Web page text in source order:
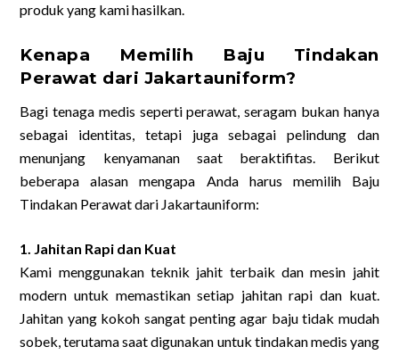
produk yang kami hasilkan.
Kenapa Memilih Baju Tindakan
Perawat dari Jakartauniform?
Bagi tenaga medis seperti perawat, seragam bukan hanya
sebagai identitas, tetapi juga sebagai pelindung dan
menunjang kenyamanan saat beraktifitas. Berikut
beberapa alasan mengapa Anda harus memilih Baju
Tindakan Perawat dari Jakartauniform:
1. Jahitan Rapi dan Kuat
Kami menggunakan teknik jahit terbaik dan mesin jahit
modern untuk memastikan setiap jahitan rapi dan kuat.
Jahitan yang kokoh sangat penting agar baju tidak mudah
sobek, terutama saat digunakan untuk tindakan medis yang